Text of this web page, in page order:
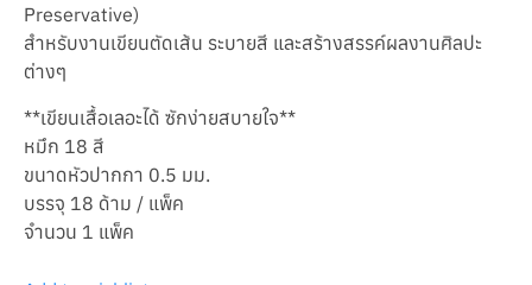
Preservative)
สำหรับงานเขียนตัดเส้น ระบายสี และสร้างสรรค์ผลงานศิลปะ
ต่างๆ
**เขียนเสื้อเลอะได้ ซักง่ายสบายใจ**
หมึก 18 สี
ขนาดหัวปากกา 0.5 มม.
บรรจุ 18 ด้าม / แพ็ค
จำนวน 1 แพ็ค